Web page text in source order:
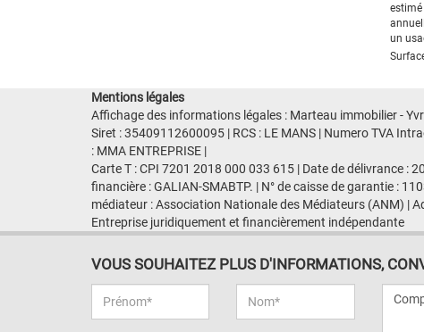
estimé
un
Mentions légales
Affichage des informations légales : Marteau immobilier -
Siret : 35409112600095 | RCS : LE MANS | Numero TVA
: MMA ENTREPRISE |
Carte T : CPI 7201 2018 000 033 615 | Date de délivrance :
financière : GALIAN-SMABTP. | N° de caisse de garantie :
médiateur : Association Nationale des Médiateurs (ANM) |
Entreprise juridiquement et financièrement indépendante
VOUS SOUHAITEZ PLUS D'INFORMATIONS,